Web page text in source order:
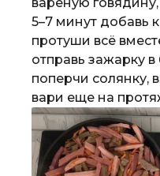
вареную
5–7 минут добавь
протуши всё
отправь зажарку
поперчи солянку,
вари еще на